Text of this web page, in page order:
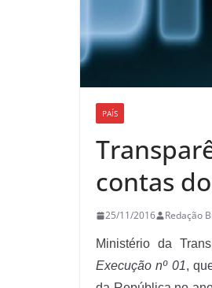
PAÍS
contas
25/11/2016 Redação
Ministério da
Execução nº 01,